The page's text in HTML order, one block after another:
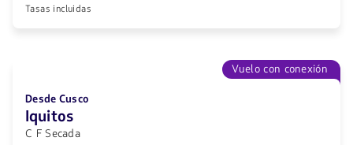
Tasas incluidas
Vuelo con conexión
Desde Cusco
Iquitos
C F Secada